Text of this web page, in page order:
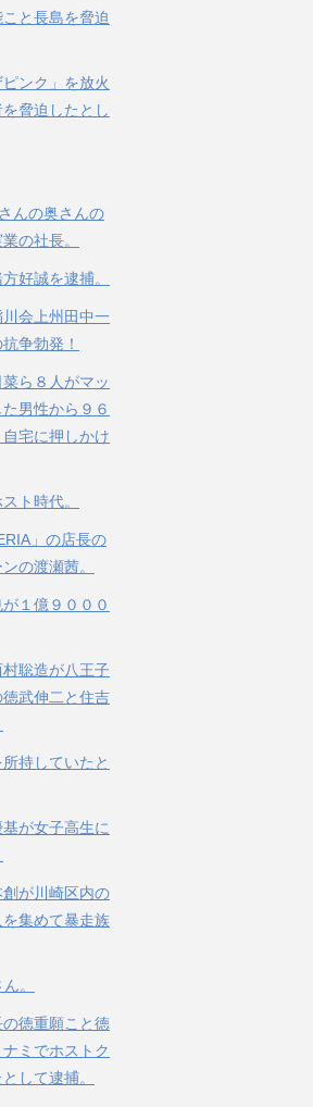
と長島を脅迫
ンク」を放火
脅迫したとし
んの奥さんの
の社長。
好誠を逮捕。
会上州田中一
争勃発！
ら８人がマッ
男性から９６
宅に押しかけ
ト時代。
」の店長の
の渡瀬茜。
１億９０００
聡造が八王子
武伸二と住吉
持していたと
が女子高生に
が川崎区内の
集めて暴走族
。
徳重願こと徳
ミでホストク
して逮捕。